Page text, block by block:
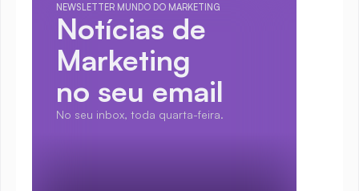
NEWSLETTER MUNDO DO MARKETING
Notícias de
Marketing
no seu email
No seu inbox, toda quarta-feira.